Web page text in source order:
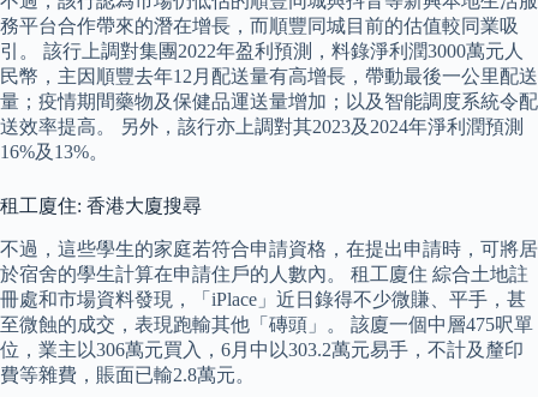
務平台合作帶來的潛在增長，而順豐同城目前的估值較同業吸
引。 該行上調對集團2022年盈利預測，料錄淨利潤3000萬元人
民幣，主因順豐去年12月配送量有高增長，帶動最後一公里配送
量；疫情期間藥物及保健品運送量增加；以及智能調度系統令配
送效率提高。 另外，該行亦上調對其2023及2024年淨利潤預測
16%及13%。
租工廈住: 香港大廈搜尋
不過，這些學生的家庭若符合申請資格，在提出申請時，可將居
於宿舍的學生計算在申請住戶的人數內。 租工廈住 綜合土地註
冊處和市場資料發現，「iPlace」近日錄得不少微賺、平手，甚
至微蝕的成交，表現跑輸其他「磚頭」。 該廈一個中層475呎單
位，業主以306萬元買入，6月中以303.2萬元易手，不計及釐印
費等雜費，賬面已輸2.8萬元。